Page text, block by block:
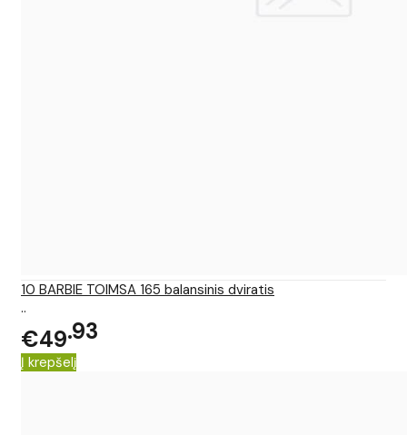
10 BARBIE TOIMSA 165 balansinis dviratis
..
€49 93
Į krepšelį